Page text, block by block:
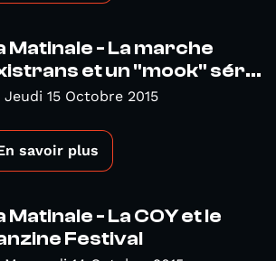
Matinale - La marche
et un "mook" sér...
Jeudi 15 Octobre 2015
savoir plus
Matinale - La COY et le
Festival